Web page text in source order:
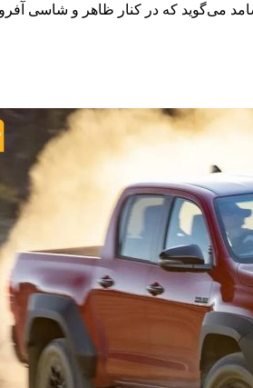
می‌گوید که در کنار ظاهر و شاسی